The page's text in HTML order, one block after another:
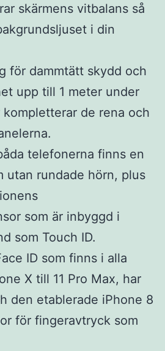
skärmens vitbalans så
i din
för dammtätt skydd och
upp till 1 meter under
de rena och
telefonerna finns en
utan rundade hörn, plus
som är inbyggd i
som Touch ID.
ID som finns i alla
X till 11 Pro Max, har
den etablerade iPhone 8
för fingeravtryck som